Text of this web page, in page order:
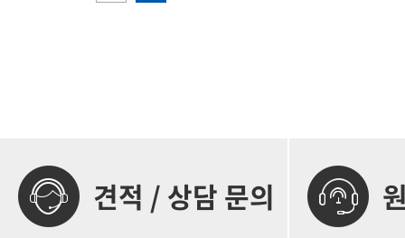
견적 / 상담 문의